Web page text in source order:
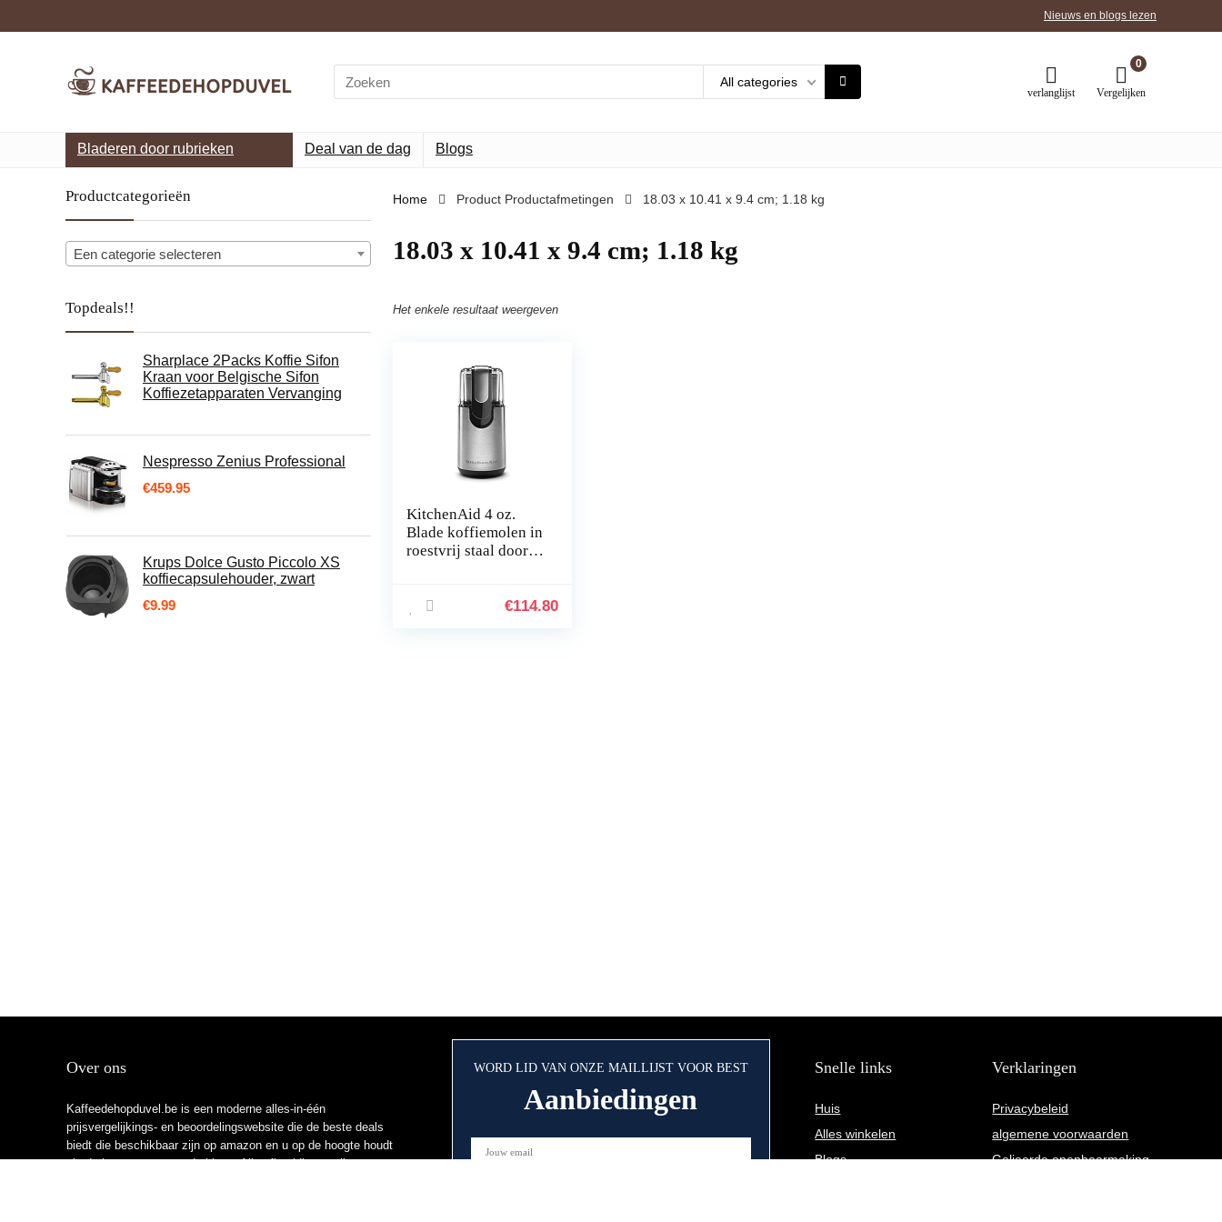
Nieuws en blogs lezen
Search
for:
All categories
verlanglijst
0
Vergelijken
Bladeren door rubrieken Deal van de dag Blogs
Productcategorieën
Een categorie selecteren
Topdeals!!
Sharplace 2Packs Koffie Sifon
Kraan voor Belgische Sifon
Koffiezetapparaten Vervanging
Nespresso Zenius Professional
€459.95
Krups Dolce Gusto Piccolo XS
koffiecapsulehouder, zwart
€9.99
Home Product Productafmetingen ‎18.03 x 10.41 x 9.4 cm; 1.18 kg
‎18.03 x 10.41 x 9.4 cm; 1.18 kg
Het enkele resultaat weergeven
KitchenAid 4 oz.
Blade koffiemolen in
roestvrij staal door
€114.80
Over ons
Kaffeedehopduvel.be is een moderne alles-in-één
prijsvergelijkings- en beoordelingswebsite die de beste deals
biedt die beschikbaar zijn op amazon en u op de hoogte houdt
via de laatst toegevoegde blogs. Alle afbeeldingen zijn
WORD LID VAN ONZE MAILLIJST VOOR BEST
Aanbiedingen
Snelle links
Huis
Alles winkelen
Blogs
Verklaringen
Privacybeleid
algemene voorwaarden
Gelieerde openbaarmaking